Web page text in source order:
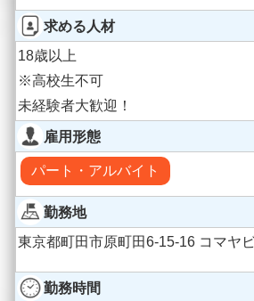
求める人材
18歳以上
※高校生不可
未経験者大歓迎！
雇用形態
パート・アルバイト
勤務地
東京都町田市原町田6-15-16 コマヤ
勤務時間